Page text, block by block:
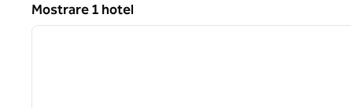
Mostrare 1 hotel
Mostrare 1 hotel
1 di 12